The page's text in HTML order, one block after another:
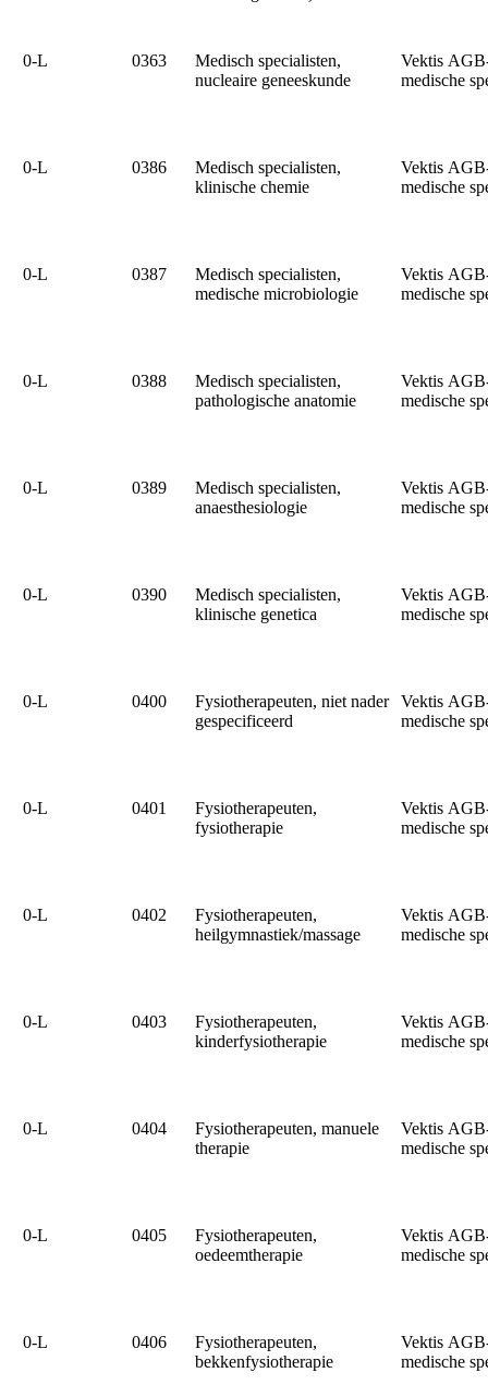
0‑L 0363
Medisch specialisten,
nucleaire geneeskunde
Vektis
medische
0‑L 0386
Medisch specialisten,
klinische chemie
Vektis
medische
0‑L 0387
Medisch specialisten,
medische microbiologie
Vektis
medische
0‑L 0388
Medisch specialisten,
pathologische anatomie
Vektis
medische
0‑L 0389
Medisch specialisten,
anaesthesiologie
Vektis
medische
0‑L 0390
Medisch specialisten,
klinische genetica
Vektis
medische
0‑L 0400
Fysiotherapeuten, niet nader
gespecificeerd
Vektis
medische
0‑L 0401
Fysiotherapeuten,
fysiotherapie
Vektis
medische
0‑L 0402
Fysiotherapeuten,
heilgymnastiek/massage
Vektis
medische
0‑L 0403
Fysiotherapeuten,
kinderfysiotherapie
Vektis
medische
0‑L 0404
Fysiotherapeuten, manuele
therapie
Vektis
medische
0‑L 0405
Fysiotherapeuten,
oedeemtherapie
Vektis
medische
0‑L 0406
Fysiotherapeuten,
bekkenfysiotherapie
Vektis
medische